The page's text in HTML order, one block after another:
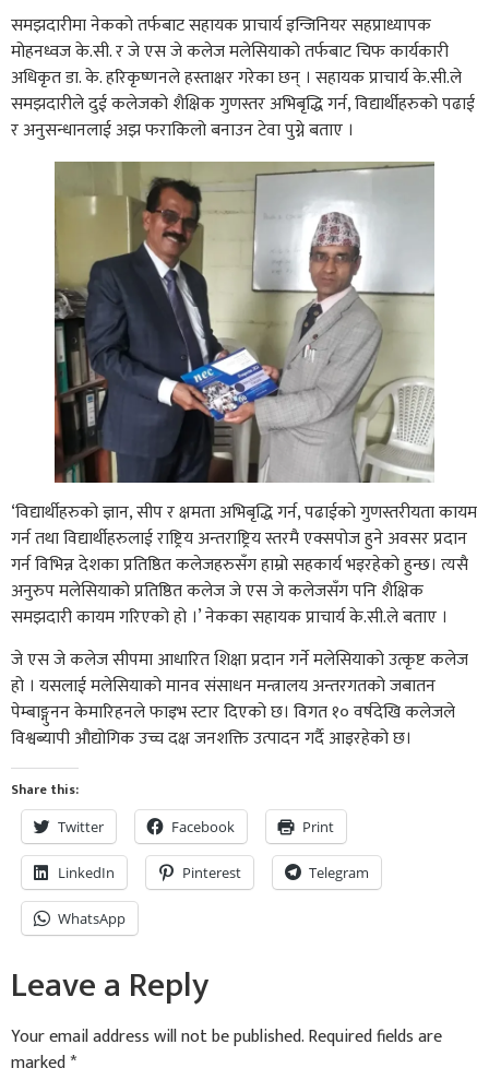
समझदारीमा नेकको तर्फबाट सहायक प्राचार्य इन्जिनियर सहप्राध्यापक
मोहनध्वज के.सी. र जे एस जे कलेज मलेसियाको तर्फबाट चिफ कार्यकारी
अधिकृत डा. के. हरिकृष्णनले हस्ताक्षर गरेका छन् । सहायक प्राचार्य के.सी.ले
समझदारीले दुई कलेजको शैक्षिक गुणस्तर अभिबृद्धि गर्न, विद्यार्थीहरुको पढाई
र अनुसन्धानलाई अझ फराकिलो बनाउन टेवा पुग्ने बताए ।
‘विद्यार्थीहरुको ज्ञान, सीप र क्षमता अभिबृद्धि गर्न, पढाईको गुणस्तरीयता कायम
गर्न तथा विद्यार्थीहरुलाई राष्ट्रिय अन्तराष्ट्रिय स्तरमै एक्सपोज हुने अवसर प्रदान
गर्न विभिन्न देशका प्रतिष्ठित कलेजहरुसँग हाम्रो सहकार्य भइरहेको हुन्छ। त्यसै
अनुरुप मलेसियाको प्रतिष्ठित कलेज जे एस जे कलेजसँग पनि शैक्षिक
समझदारी कायम गरिएको हो ।’ नेकका सहायक प्राचार्य के.सी.ले बताए ।
जे एस जे कलेज सीपमा आधारित शिक्षा प्रदान गर्ने मलेसियाको उत्कृष्ट कलेज
हो । यसलाई मलेसियाको मानव संसाधन मन्त्रालय अन्तरगतको जबातन
पेम्बाङ्गुनन केमारिहनले फाइभ स्टार दिएको छ। विगत १० वर्षदेखि कलेजले
विश्वब्यापी औद्योगिक उच्च दक्ष जनशक्ति उत्पादन गर्दै आइरहेको छ।
Share this:
Twitter Facebook Print
LinkedIn Pinterest Telegram
WhatsApp
Leave a Reply
Your email address will not be published.Required fields are
marked*